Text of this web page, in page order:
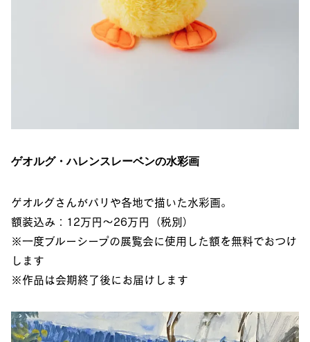
ゲオルグ・ハレンスレーベンの水彩画
ゲオルグさんがパリや各地で描いた水彩画。
額装込み：12万円〜26万円（税別）
※一度ブルーシープの展覧会に使用した額を無料でおつけ
します
※作品は会期終了後にお届けします